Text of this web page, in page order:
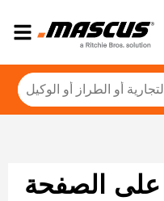
على الصفحة